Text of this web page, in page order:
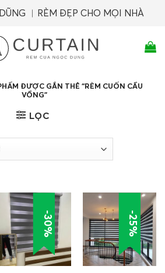
︱RÈM ĐẸP CHO MỌI NHÀ
ĐƯỢC GẮN THẺ “RÈM CUỐN CẦU
VỒNG”
LỌC
-30% -25%